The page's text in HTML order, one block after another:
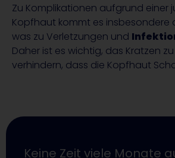
Zu Komplikationen aufgrund einer
Kopfhaut kommt es insbesondere
was zu Verletzungen und
Daher ist es wichtig, das Kratzen
verhindern, dass die Kopfhaut
Keine Zeit viele Monate